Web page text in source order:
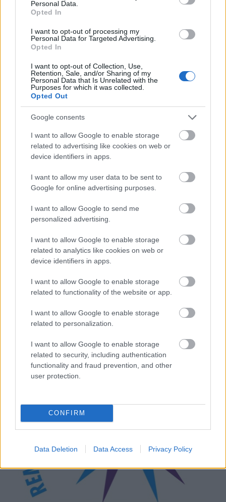
Personal Data.
Opted In
I want to opt-out of processing my
Personal Data for Targeted Advertising.
Opted In
I want to opt-out of Collection, Use,
Retention, Sale, and/or Sharing of my
Personal Data that Is Unrelated with the
Purposes for which it was collected.
Opted Out
Google consents
I want to allow Google to enable storage
related to advertising like cookies on web or
device identifiers in apps.
I want to allow my user data to be sent to
Google for online advertising purposes.
I want to allow Google to send me
personalized advertising.
I want to allow Google to enable storage
related to analytics like cookies on web or
device identifiers in apps.
I want to allow Google to enable storage
related to functionality of the website or app.
I want to allow Google to enable storage
related to personalization.
I want to allow Google to enable storage
related to security, including authentication
functionality and fraud prevention, and other
user protection.
CONFIRM
Data Deletion Data Access Privacy Policy
Kimolos Experience Festival